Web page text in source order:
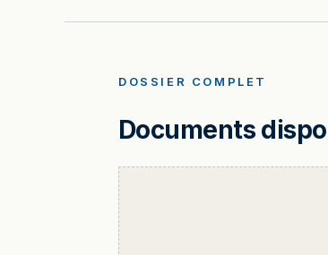
DOSSIER COMPLET
Documents